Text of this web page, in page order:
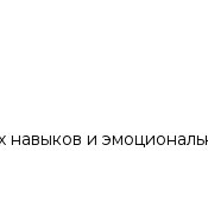
и